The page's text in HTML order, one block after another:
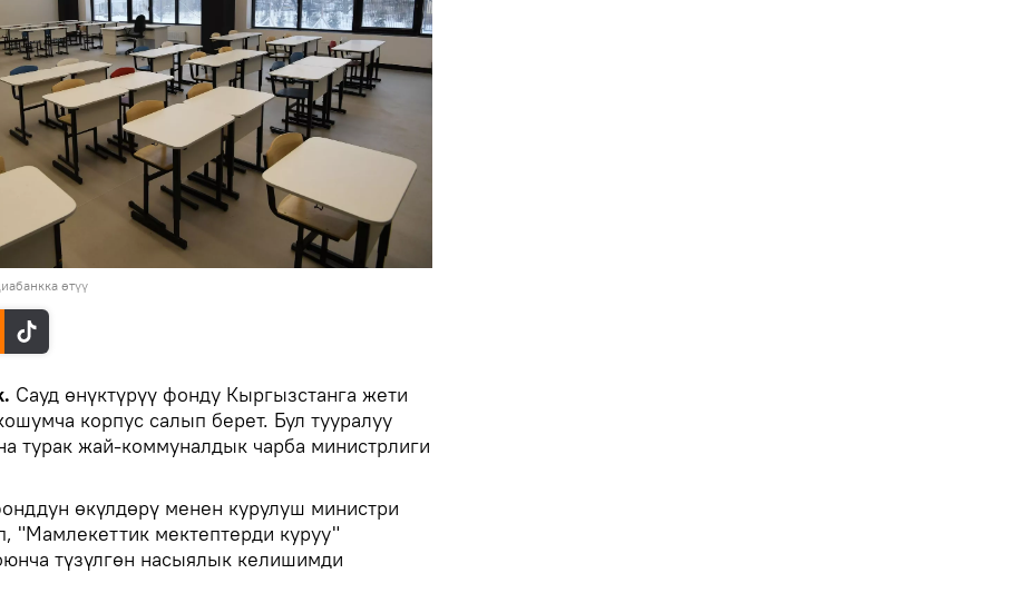
өтүү
Сауд өнүктүрүү фонду Кыргызстанга жети
корпус салып берет. Бул тууралуу
турак жай-коммуналдык чарба министрлиги
өкүлдөрү менен курулуш министри
"Мамлекеттик мектептерди куруу"
түзүлгөн насыялык келишимди